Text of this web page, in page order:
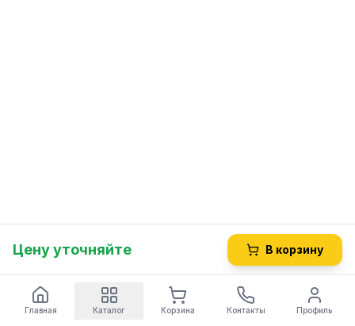
Цену уточняйте В корзину
Главная Каталог Корзина Контакты Профиль